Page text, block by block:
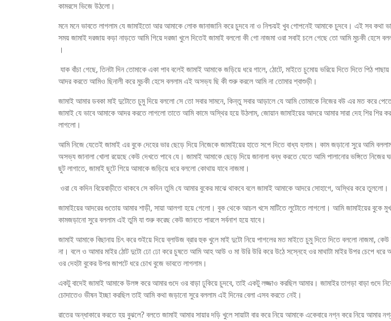
কামরসে ভিজে উঠলো।
মনে মনে ভাবতে লাগলাম যে জামাইতো আর আমাকে লোক জানাজানি করে চুদবে না ও নিশ্চয়ই খুব গোপনেই আমাকে চুদবে। এই সব কথা
সময় জামাই দরজায় কড়া নাড়তে আমি গিয়ে দরজা খুলে দিতেই জামাই বললো কী গো নাজমা ওরা সবাই চলে গেছে তো আমি মুচকী হেসে
।
যাক বাঁচা গেছে, তিনটা দিন তোমাকে একা পাব বলেই জামাই আমাকে জড়িয়ে ধরে গালে, ঠোটে, মাইতে চুমোয় ভরিয়ে দিতে দিতে পিঠ পাছায়
আদর করতে আমিও ছিনালী করে মুচকী হেসে বললাম এই অসভ্য ছি কী শুরু করলে আমি না তোমার শ্বাশুড়ী।
জামাই আমার ডবকা মাই দুটোতে চুমু দিয়ে বললো সে তো সবার সামনে, কিন্তু সবার আড়ালে যে আমি তোমাকে নিজের বউ এর মত করে
জামাই যে ভাবে আমাকে আদর করতে লাগলো তাতে আমি কামে অস্থির হয়ে উঠলাম, জোয়ান জামাইয়ের আদরে আমার সারা দেহ শির শির
লাগলো।
আমি নিজে যেতেই জামাই এর বুকে দেহের ভার ছেড়ে দিয়ে নিজেকে জামাইয়ের হাতে সপে দিতে বাধ্য হলাম। কাম জড়ানো সুরে আমি
অসভ্য জানালা খোলা রয়েছে কেউ দেখতে পাবে যে। জামাই আমাকে ছেড়ে দিয়ে জানালা বন্ধ করতে যেতে আমি পালানোর ভঙ্গিতে নিজের
ছুট লাগাতে, জামাই ছুটে গিয়ে আমাকে জড়িয়ে ধরে বললো কোথায় যাবে নাজমা।
ওরা যে কদিন বিয়েবাড়ীতে থাকবে সে কদিন তুমি যে আমার বুকের মাঝে থাকবে বলে জামাই আমাকে আদরে সোহাগে, অস্থির করে তুললো।
জামাইয়ের আদরের গুতোয় আমার শাড়ী, সায়া আলগা হয়ে গেলো। বুক থেকে আচল খসে মাটিতে লুটোতে লাগলো। আমি জামাইয়ের বুকে
কামজড়ানো সুরে বললাম এই তুমি যা শুরু করেছ কেউ জানতে পারলে সর্বনাশ হয়ে যাবে।
জামাই আমাকে বিছানায় চিৎ করে শুইয়ে দিয়ে ব্লাউজ ব্রার হুক খুলে মাই দুটো নিয়ে পাগলের মত মাইতে চুমু দিতে দিতে বললো নাজমা,
না। বলে ও আমার মাইর ঠোট দুটো ঢো ঢো করে চুষতে আমি আহ আউ ও মা উরি উরি করে উঠে সস্নেহে ওর মাথাটা মাইর উপর চেপে ধরে
ওর দেহটা বুকের উপর জাপটে ধরে চোখ বুজে ভাবতে লাগলাম।
একটু বাদেই জামাই আমাকে উলঙ্গ করে আমার গুদে ওর বাড়া ঢুকিয়ে চুদবে, তাই একটু লজ্জাও করছিল আমার। জামাইর তাগড়া বাড়া গুদে
চোদাতেও ভীষন ইচ্ছা করছিল তাই আমি কথা জড়ানো সুরে বললাম এই দিনের বেলা এসব করতে নেই।
রাতের অন্ধাকারে করতে হয় বুঝলে? বলতে জামাই আমার সায়ার দড়ি খুলে সায়াটা বার করে নিয়ে আমাকে একেবারে নগ্ন করে নিয়ে আমার